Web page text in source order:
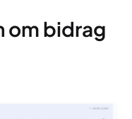
om bidrag